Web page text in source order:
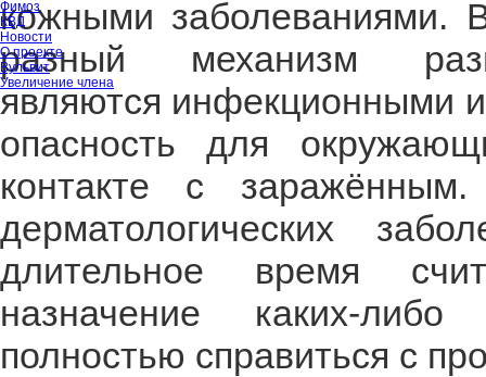
Фимоз
КВД
Новости
О проекте
Вульвит
Увеличение члена
кожными заболеваниями.
разный механизм
являются инфекционными
опасность для
контакте с
дерматологических
длительное время
назначение каких-
полностью справиться с